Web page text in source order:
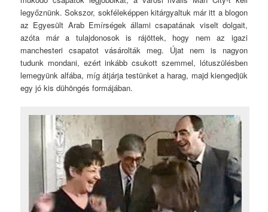
legyőznünk. Sokszor, sokféleképpen kitárgyaltuk már itt a blogon
az Egyesült Arab Emírségek állami csapatának viselt dolgait,
azóta már a tulajdonosok is rájöttek, hogy nem az igazi
manchesteri csapatot vásárolták meg. Újat nem is nagyon
tudunk mondani, ezért inkább csukott szemmel, lótuszülésben
lemegyünk alfába, míg átjárja testünket a harag, majd kiengedjük
egy jó kis dühöngés formájában.